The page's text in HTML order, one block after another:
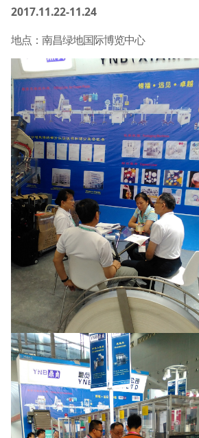
2017.11.22-11.24
地点：南昌绿地国际博览中心